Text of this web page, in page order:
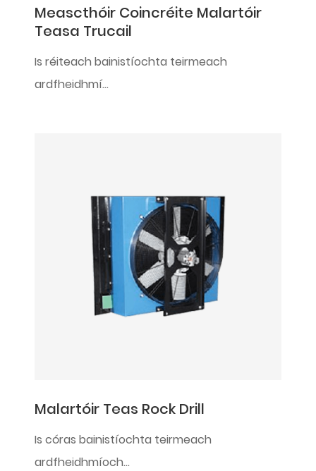
Meascthóir Coincréite Malartóir
Teasa Trucail
Is réiteach bainistíochta teirmeach
ardfheidhmí...
Malartóir Teas Rock Drill
Is córas bainistíochta teirmeach
ardfheidhmíoch...